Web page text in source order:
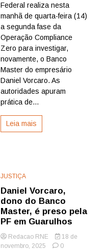
nova
Federal realiza nesta
manhã de quarta-feira (14)
a segunda fase da
Operação Compliance
Zero para investigar,
novamente, o Banco
Master do empresário
Daniel Vorcaro. As
autoridades apuram
prática de...
Leia mais
JUSTIÇA
Daniel Vorcaro,
dono do Banco
Master, é preso pela
PF em Guarulhos
Redacao RNE
18 de
novembro, 2025
0